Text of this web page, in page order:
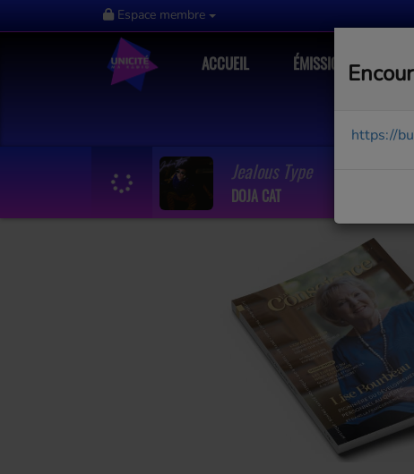
Espace membre
ACCUEIL ÉMISSIONS
Jealous Type
DOJA CAT
https://